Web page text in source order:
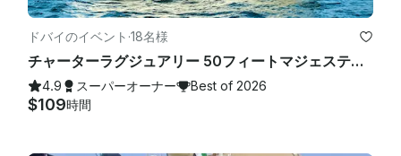
ドバイのイベント ·18名様
チャーターラグジュアリー 50フィートマジェスティヨット — ドバイマリーナでの3ベッドルーム、最大18名様まで
4.9 スーパーオーナー Best of 2026
$109時間